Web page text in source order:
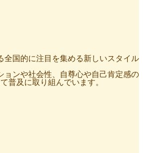
全国的に注目を集める新しいスタイル
ョンや社会性、自尊心や自己肯定感の
普及に取り組んでいます。